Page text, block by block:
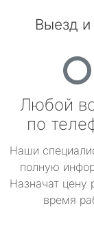
Выезд и
Любой
по
Наши
полную
Назначат цену
время